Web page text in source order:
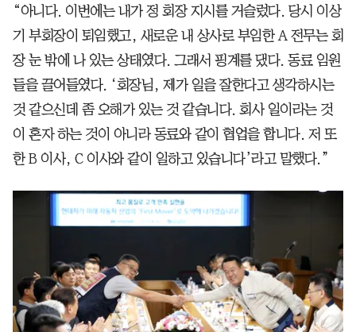
“아니다. 이번에는 내가 정 회장 지시를 거슬렀다. 당시 이상
기 부회장이 퇴임했고, 새로운 내 상사로 부임한 A 전무는 회
장 눈 밖에 나 있는 상태였다. 그래서 핑계를 댔다. 동료 임원
들을 끌어들였다. ‘회장님, 제가 일을 잘한다고 생각하시는
것 같으신데 좀 오해가 있는 것 같습니다. 회사 일이라는 것
이 혼자 하는 것이 아니라 동료와 같이 협업을 합니다. 저 또
한 B 이사, C 이사와 같이 일하고 있습니다’라고 말했다.”